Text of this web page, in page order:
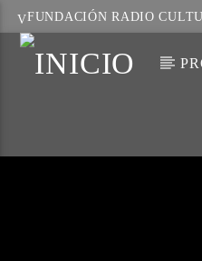
FUNDACIÓN RADIO